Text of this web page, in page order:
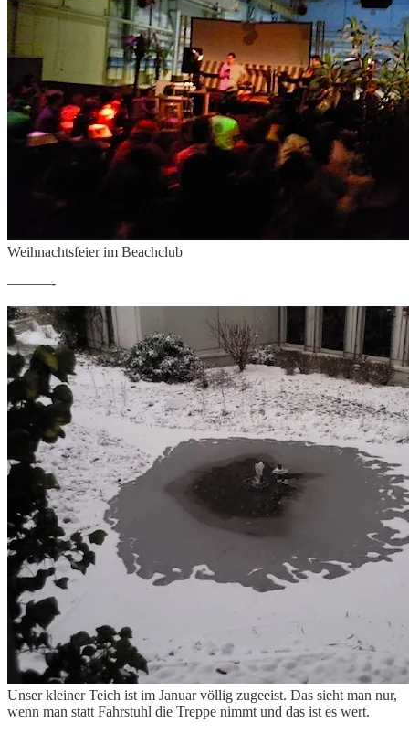
Weihnachtsfeier im Beachclub
———-
Unser kleiner Teich ist im Januar völlig zugeeist. Das sieht man nur,
wenn man statt Fahrstuhl die Treppe nimmt und das ist es wert.